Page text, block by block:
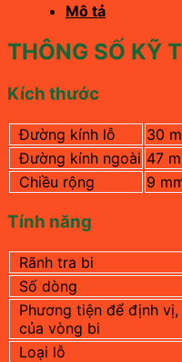
Mô tả
THÔNG SỐ KỸ
Kích thước
Đường kính lỗ
30
Đường kính ngoài 47
Chiều rộng
9
Tính năng
Rãnh tra bi
Số dòng
Phương tiện để định
của vòng bi
Loại lỗ